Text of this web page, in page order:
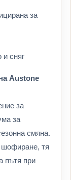
за
сняг
Austone
за
за
смяна.
шофиране, тя
пътя при